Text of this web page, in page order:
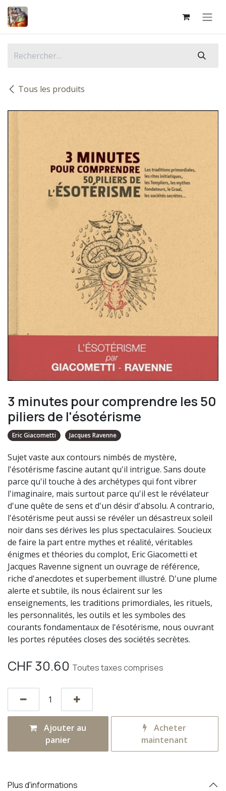
Se rendre au contenu
Tous les produits
3 minutes pour comprendre les 50
piliers de l'ésotérisme
Eric Giacometti Jacques Ravenne
Sujet vaste aux contours nimbés de mystère,
l'ésotérisme fascine autant qu'il intrigue. Sans doute
parce qu'il touche à des archétypes qui font vibrer
l'imaginaire, mais surtout parce qu'il est le révélateur
d'une quête de sens et d'un désir d'absolu. A contrario,
l'ésotérisme peut aussi se révéler un désastreux soleil
noir dans ses dérives les plus spectaculaires. Soucieux
de faire la part entre mythes et réalité, véritables
énigmes et théories du complot, Eric Giacometti et
Jacques Ravenne signent un ouvrage de référence,
riche d'anecdotes et superbement illustré. D'une plume
alerte et subtile, ils nous éclairent sur les
enseignements, les traditions primordiales, les rituels,
les personnalités, les outils et les symboles des
courants fondamentaux de l'ésotérisme, nous ouvrant
les portes réputées closes des sociétés secrètes.
CHF30.60 Toutes taxes comprises
Ajouter au
panier
Acheter
maintenant
Plus d'informations